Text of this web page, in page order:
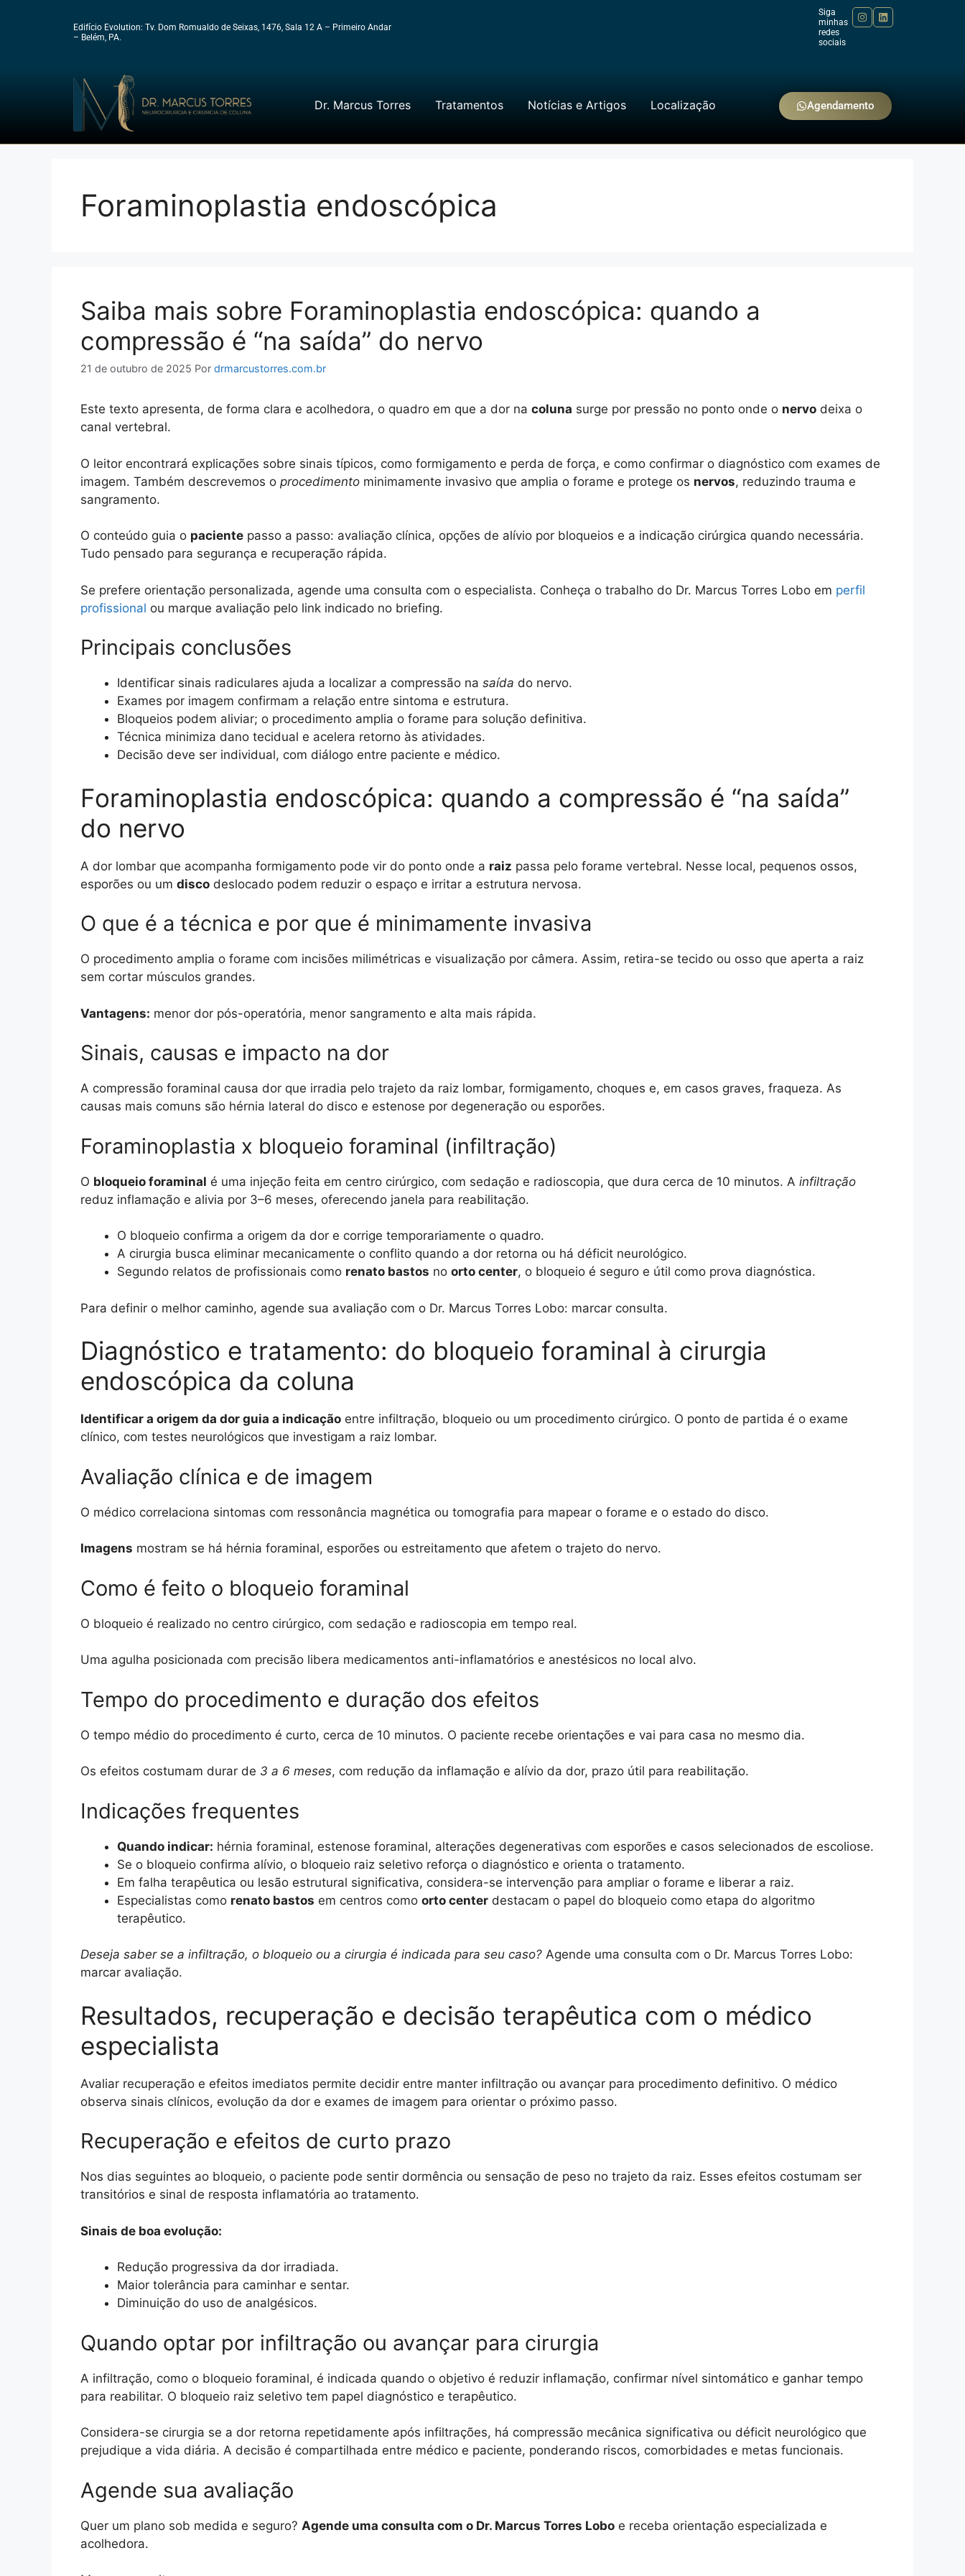
Edifício Evolution: Tv. Dom Romualdo de Seixas, 1476, Sala 12 A – Primeiro Andar
– Belém, PA.
Siga
minhas
redes
sociais
Dr. Marcus Torres Tratamentos Notícias e Artigos Localização Agendamento
Foraminoplastia endoscópica
Saiba mais sobre Foraminoplastia endoscópica: quando a
compressão é “na saída” do nervo
21 de outubro de 2025 Por drmarcustorres.com.br
Este texto apresenta, de forma clara e acolhedora, o quadro em que a dor na coluna surge por pressão no ponto onde o nervo deixa o
canal vertebral.
O leitor encontrará explicações sobre sinais típicos, como formigamento e perda de força, e como confirmar o diagnóstico com exames de
imagem. Também descrevemos o procedimento minimamente invasivo que amplia o forame e protege os nervos, reduzindo trauma e
sangramento.
O conteúdo guia o paciente passo a passo: avaliação clínica, opções de alívio por bloqueios e a indicação cirúrgica quando necessária.
Tudo pensado para segurança e recuperação rápida.
Se prefere orientação personalizada, agende uma consulta com o especialista. Conheça o trabalho do Dr. Marcus Torres Lobo em perfil
profissional ou marque avaliação pelo link indicado no briefing.
Principais conclusões
Identificar sinais radiculares ajuda a localizar a compressão na saída do nervo.
Exames por imagem confirmam a relação entre sintoma e estrutura.
Bloqueios podem aliviar; o procedimento amplia o forame para solução definitiva.
Técnica minimiza dano tecidual e acelera retorno às atividades.
Decisão deve ser individual, com diálogo entre paciente e médico.
Foraminoplastia endoscópica: quando a compressão é “na saída”
do nervo
A dor lombar que acompanha formigamento pode vir do ponto onde a raiz passa pelo forame vertebral. Nesse local, pequenos ossos,
esporões ou um disco deslocado podem reduzir o espaço e irritar a estrutura nervosa.
O que é a técnica e por que é minimamente invasiva
O procedimento amplia o forame com incisões milimétricas e visualização por câmera. Assim, retira-se tecido ou osso que aperta a raiz
sem cortar músculos grandes.
Vantagens: menor dor pós-operatória, menor sangramento e alta mais rápida.
Sinais, causas e impacto na dor
A compressão foraminal causa dor que irradia pelo trajeto da raiz lombar, formigamento, choques e, em casos graves, fraqueza. As
causas mais comuns são hérnia lateral do disco e estenose por degeneração ou esporões.
Foraminoplastia x bloqueio foraminal (infiltração)
O bloqueio foraminal é uma injeção feita em centro cirúrgico, com sedação e radioscopia, que dura cerca de 10 minutos. A infiltração
reduz inflamação e alivia por 3–6 meses, oferecendo janela para reabilitação.
O bloqueio confirma a origem da dor e corrige temporariamente o quadro.
A cirurgia busca eliminar mecanicamente o conflito quando a dor retorna ou há déficit neurológico.
Segundo relatos de profissionais como renato bastos no orto center, o bloqueio é seguro e útil como prova diagnóstica.
Para definir o melhor caminho, agende sua avaliação com o Dr. Marcus Torres Lobo: marcar consulta.
Diagnóstico e tratamento: do bloqueio foraminal à cirurgia
endoscópica da coluna
Identificar a origem da dor guia a indicação entre infiltração, bloqueio ou um procedimento cirúrgico. O ponto de partida é o exame
clínico, com testes neurológicos que investigam a raiz lombar.
Avaliação clínica e de imagem
O médico correlaciona sintomas com ressonância magnética ou tomografia para mapear o forame e o estado do disco.
Imagens mostram se há hérnia foraminal, esporões ou estreitamento que afetem o trajeto do nervo.
Como é feito o bloqueio foraminal
O bloqueio é realizado no centro cirúrgico, com sedação e radioscopia em tempo real.
Uma agulha posicionada com precisão libera medicamentos anti-inflamatórios e anestésicos no local alvo.
Tempo do procedimento e duração dos efeitos
O tempo médio do procedimento é curto, cerca de 10 minutos. O paciente recebe orientações e vai para casa no mesmo dia.
Os efeitos costumam durar de 3 a 6 meses, com redução da inflamação e alívio da dor, prazo útil para reabilitação.
Indicações frequentes
Quando indicar: hérnia foraminal, estenose foraminal, alterações degenerativas com esporões e casos selecionados de escoliose.
Se o bloqueio confirma alívio, o bloqueio raiz seletivo reforça o diagnóstico e orienta o tratamento.
Em falha terapêutica ou lesão estrutural significativa, considera-se intervenção para ampliar o forame e liberar a raiz.
Especialistas como renato bastos em centros como orto center destacam o papel do bloqueio como etapa do algoritmo
terapêutico.
Deseja saber se a infiltração, o bloqueio ou a cirurgia é indicada para seu caso? Agende uma consulta com o Dr. Marcus Torres Lobo:
marcar avaliação.
Resultados, recuperação e decisão terapêutica com o médico
especialista
Avaliar recuperação e efeitos imediatos permite decidir entre manter infiltração ou avançar para procedimento definitivo. O médico
observa sinais clínicos, evolução da dor e exames de imagem para orientar o próximo passo.
Recuperação e efeitos de curto prazo
Nos dias seguintes ao bloqueio, o paciente pode sentir dormência ou sensação de peso no trajeto da raiz. Esses efeitos costumam ser
transitórios e sinal de resposta inflamatória ao tratamento.
Sinais de boa evolução:
Redução progressiva da dor irradiada.
Maior tolerância para caminhar e sentar.
Diminuição do uso de analgésicos.
Quando optar por infiltração ou avançar para cirurgia
A infiltração, como o bloqueio foraminal, é indicada quando o objetivo é reduzir inflamação, confirmar nível sintomático e ganhar tempo
para reabilitar. O bloqueio raiz seletivo tem papel diagnóstico e terapêutico.
Considera-se cirurgia se a dor retorna repetidamente após infiltrações, há compressão mecânica significativa ou déficit neurológico que
prejudique a vida diária. A decisão é compartilhada entre médico e paciente, ponderando riscos, comorbidades e metas funcionais.
Agende sua avaliação
Quer um plano sob medida e seguro? Agende uma consulta com o Dr. Marcus Torres Lobo e receba orientação especializada e
acolhedora.